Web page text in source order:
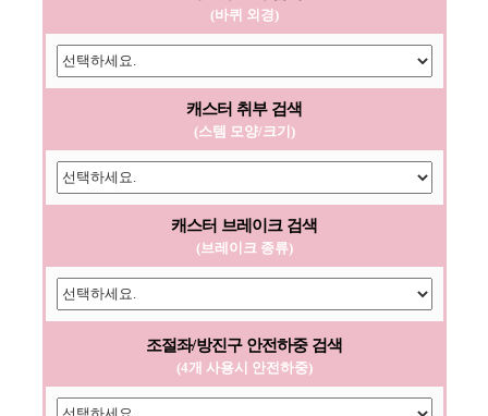
(바퀴 외경)
캐스터 취부 검색
(스템 모양/크기)
캐스터 브레이크 검색
(브레이크 종류)
조절좌/방진구 안전하중 검색
(4개 사용시 안전하중)